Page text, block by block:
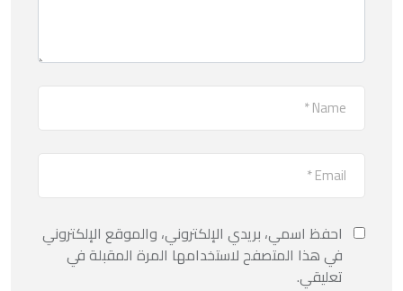
احفظ اسمي، بريدي الإلكتروني، والموقع الإلكتروني
في هذا المتصفح لاستخدامها المرة المقبلة في
تعليقي.